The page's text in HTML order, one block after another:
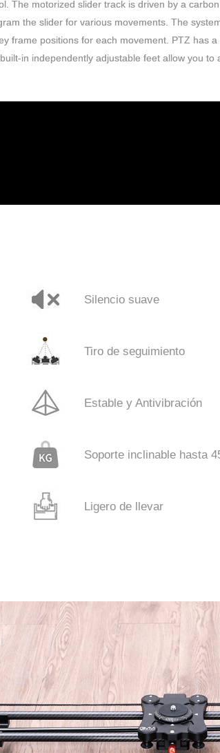
The motorized slider track is driven by a
the slider for various movements. The
frame positions for each movement. PTZ has
in independently adjustable feet allow you to
Silencio suave
Tiro de seguimiento
Estable y Antivibración
Soporte inclinable hasta
Ligero de llevar